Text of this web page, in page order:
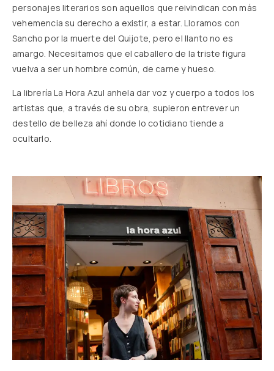
personajes literarios son aquellos que reivindican con más
vehemencia su derecho a existir, a estar. Lloramos con
Sancho por la muerte del Quijote, pero el llanto no es
amargo. Necesitamos que el caballero de la triste figura
vuelva a ser un hombre común, de carne y hueso.
La librería La Hora Azul anhela dar voz y cuerpo a todos los
artistas que, a través de su obra, supieron entrever un
destello de belleza ahí donde lo cotidiano tiende a
ocultarlo.